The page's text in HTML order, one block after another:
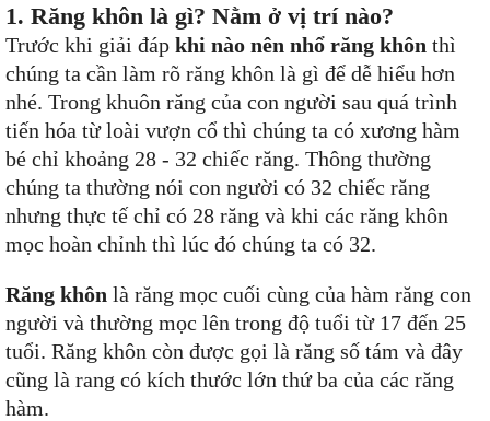
1. Răng khôn là gì? Nằm ở vị trí nào?
Trước khi giải đáp khi nào nên nhổ răng khôn thì
chúng ta cần làm rõ răng khôn là gì để dễ hiểu hơn
nhé. Trong khuôn răng của con người sau quá trình
tiến hóa từ loài vượn cổ thì chúng ta có xương hàm
bé chỉ khoảng 28 - 32 chiếc răng. Thông thường
chúng ta thường nói con người có 32 chiếc răng
nhưng thực tế chỉ có 28 răng và khi các răng khôn
mọc hoàn chỉnh thì lúc đó chúng ta có 32.
Răng khôn là răng mọc cuối cùng của hàm răng con
người và thường mọc lên trong độ tuổi từ 17 đến 25
tuổi. Răng khôn còn được gọi là răng số tám và đây
cũng là rang có kích thước lớn thứ ba của các răng
hàm.